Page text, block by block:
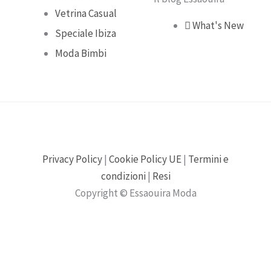
Vetrina Casual
Speciale Ibiza
Moda Bimbi
What's New
Privacy Policy| Cookie Policy UE| Termini e
condizioni | Resi
Copyright © Essaouira Moda